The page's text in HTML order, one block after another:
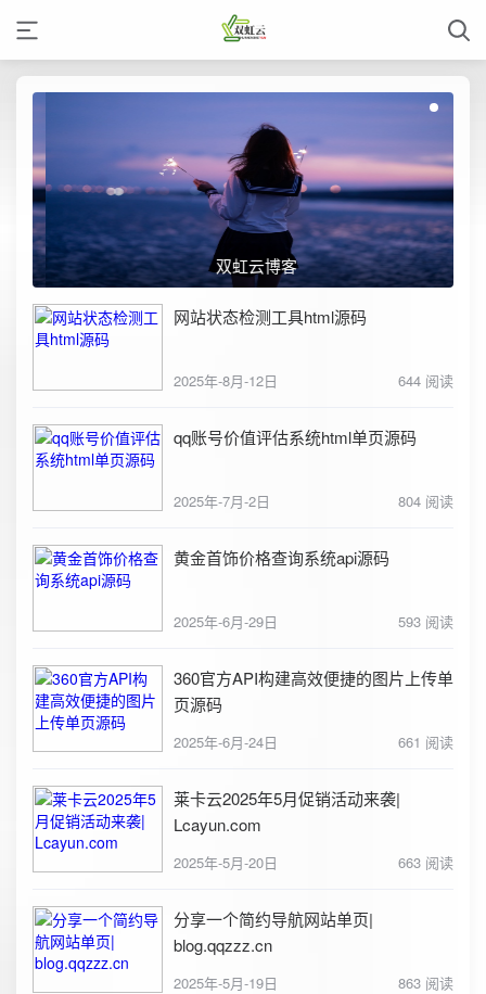
双虹云博客
网站状态检测工具html源码
2025年-8月-12日 644 阅读
qq账号价值评估系统html单页源码
2025年-7月-2日 804 阅读
黄金首饰价格查询系统api源码
2025年-6月-29日 593 阅读
360官方API构建高效便捷的图片上传单
页源码
2025年-6月-24日 661 阅读
莱卡云2025年5月促销活动来袭|
Lcayun.com
2025年-5月-20日 663 阅读
分享一个简约导航网站单页|
blog.qqzzz.cn
2025年-5月-19日 863 阅读